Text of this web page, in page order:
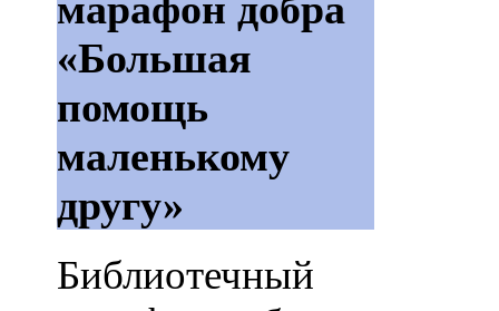
«Большая
помощь
маленькому
другу»
Библиотечный